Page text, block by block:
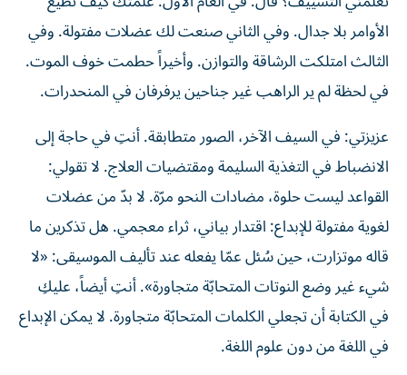
الأوامر بلا جدال. وفي الثاني صنعت لك عضلات مفتولة. وفي
الثالث امتلكت الرشاقة والتوازن. وأخيراً حطمت خوف الموت.
في لحظة لم ير الراهب غير جناحين يرفرفان في المنحدرات.
عزيزتي: في السيف الآخر، الصور متطابقة. أنتِ في حاجة إلى
الانضباط في التغذية السليمة ومقتضيات العلاج. لا تقولي:
القواعد ليست حلوة، مضادات النحو مرّة. لا بدّ من عضلات
لغوية مفتولة للإبداع: اقتدار بياني، ثراء معجمي. هل تذكرين ما
قاله موتزارت، حين سُئل عمّا يفعله عند تأليف الموسيقى: «لا
شيء غير وضع النوتات المتحابّة متجاورة». أنتِ أيضاً، عليكِ
في الكتابة أن تجعلي الكلمات المتحابّة متجاورة. لا يمكن الإبداع
في اللغة من دون علوم اللغة.